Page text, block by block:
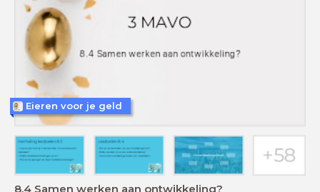
8.4 Samen werken aan ontwikkeling?
Eieren voor je geld